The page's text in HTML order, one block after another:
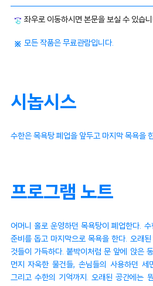
좌우로 이동하시면 본문을 보실 수 있습
모든 작품은 무료관람입니다.
시놉시스
수한은 목욕탕 폐업을 앞두고 마지막 목욕을
프로그램 노트
어머니 홀로 운영하던 목욕탕이 폐업한다.
준비를 돕고 마지막으로 목욕을 한다. 오래
것들이 가득하다. 붙박이처럼 문 앞에 앉은
먼지 자욱한 물건들, 손님들의 사용하던 세
그리고 수한의 기억까지. 오래된 공간에는